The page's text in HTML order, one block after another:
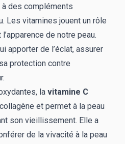
des compléments
Les vitamines jouent un rôle
de notre peau.
apporter de l’éclat, assurer
protection contre
la vitamine C
et permet à la peau
son vieillissement. Elle a
de la vivacité à la peau